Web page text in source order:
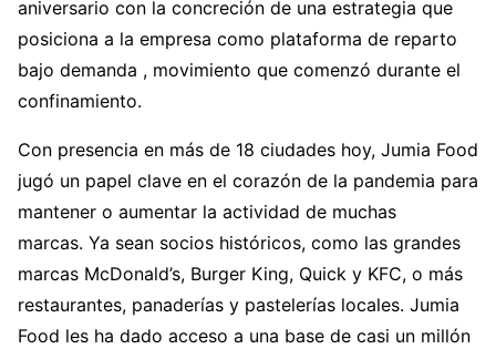
aniversario con la concreción de una estrategia que
posiciona a la empresa como plataforma de reparto
bajo demanda , movimiento que comenzó durante el
confinamiento.
Con presencia en más de 18 ciudades hoy, Jumia Food
jugó un papel clave en el corazón de la pandemia para
mantener o aumentar la actividad de muchas
marcas. Ya sean socios históricos, como las grandes
marcas McDonald’s, Burger King, Quick y KFC, o más
restaurantes, panaderías y pastelerías locales. Jumia
Food les ha dado acceso a una base de casi un millón